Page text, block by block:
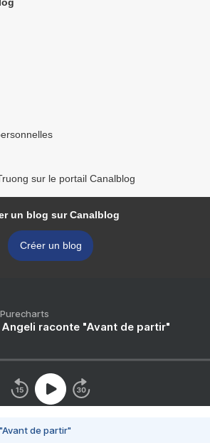
sur le portail Canalblog
un blog sur Canalblog
Créer un blog
Angeli raconte "Avant de partir"
de partir"